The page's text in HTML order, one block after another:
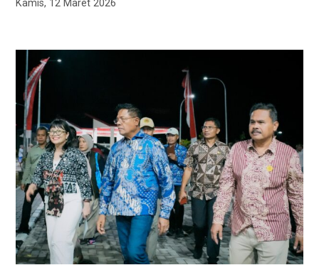
Kamis, 12 Maret 2026